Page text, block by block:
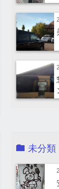
未分類